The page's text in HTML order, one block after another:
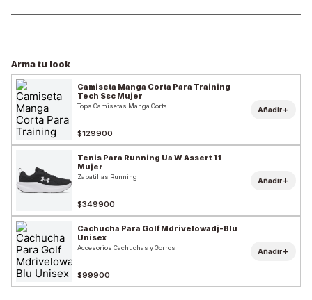
Arma tu look
Camiseta Manga Corta Para Training
Tech Ssc Mujer
Tops Camisetas Manga Corta
$129900
Añadir+
Tenis Para Running Ua W Assert 11
Mujer
Zapatillas Running
$349900
Añadir+
Cachucha Para Golf Mdrivelowadj-Blu
Unisex
Accesorios Cachuchas y Gorros
$99900
Añadir+